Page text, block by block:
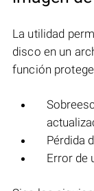
La utilidad
disco en un
función
Pérdida
Error de